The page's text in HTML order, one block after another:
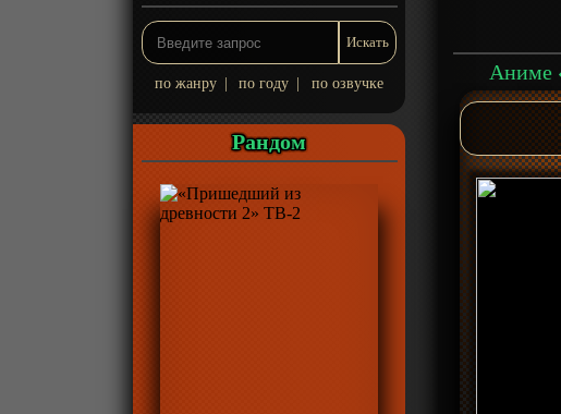
по жанру по году по озвучке
Рандом
Аниме